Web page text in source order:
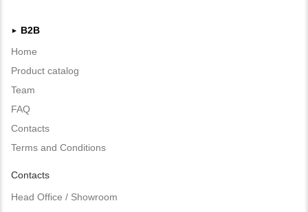
►
B2B
Home
Product catalog
Team
FAQ
Contacts
Terms and Conditions
Contacts
Head Office / Showroom